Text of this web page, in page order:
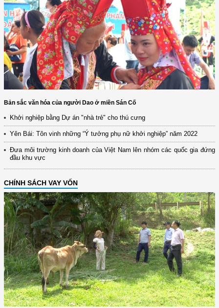
Bản sắc văn hóa của người Dao ở miền Sán Cố
Khởi nghiệp bằng Dự án "nhà trẻ" cho thú cưng
Yên Bái: Tôn vinh những “Ý tưởng phụ nữ khởi nghiệp” năm 2022
Đưa môi trường kinh doanh của Việt Nam lên nhóm các quốc gia đứng
đầu khu vực
CHÍNH SÁCH VAY VỐN